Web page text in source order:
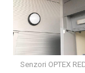
Senzori OPTEX